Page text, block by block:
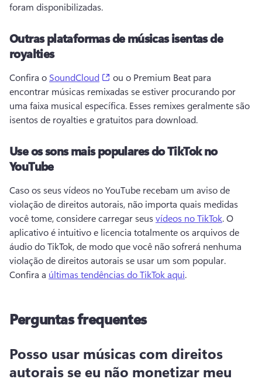
foram disponibilizadas.
Outras plataformas de músicas isentas de
royalties
Confira o SoundCloud (opens in a new tab)
ou o Premium Beat para
encontrar músicas remixadas se estiver procurando por
uma faixa musical específica. Esses remixes geralmente são
isentos de royalties e gratuitos para download.
Use os sons mais populares do TikTok no
YouTube
Caso os seus vídeos no YouTube recebam um aviso de
violação de direitos autorais, não importa quais medidas
você tome, considere carregar seus vídeos no TikTok. O
aplicativo é intuitivo e licencia totalmente os arquivos de
áudio do TikTok, de modo que você não sofrerá nenhuma
Confira a últimas tendências do TikTok aqui.
Perguntas frequentes
Posso usar músicas com direitos
autorais se eu não monetizar meu